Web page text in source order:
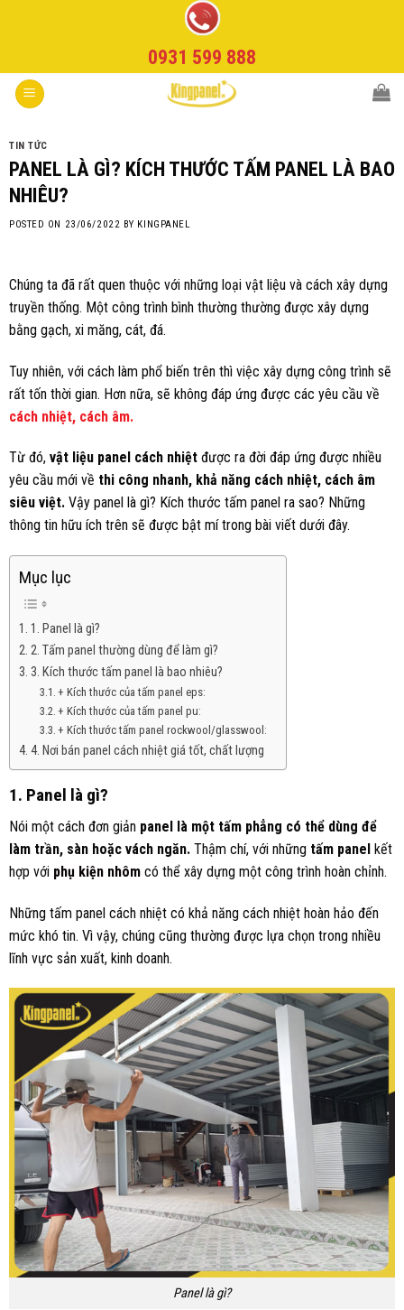
0931 599 888
TIN TỨC
PANEL LÀ GÌ? KÍCH THƯỚC TẤM PANEL LÀ BAO
NHIÊU?
POSTED ON 23/06/2022 BY KINGPANEL
Chúng ta đã rất quen thuộc với những loại vật liệu và cách xây dựng
truyền thống. Một công trình bình thường thường được xây dựng
bằng gạch, xi măng, cát, đá.
Tuy nhiên, với cách làm phổ biến trên thì việc xây dựng công trình sẽ
rất tốn thời gian. Hơn nữa, sẽ không đáp ứng được các yêu cầu về
cách nhiệt, cách âm.
Từ đó, vật liệu panel cách nhiệt được ra đời đáp ứng được nhiều
yêu cầu mới về thi công nhanh, khả năng cách nhiệt, cách âm
siêu việt. Vậy panel là gì? Kích thước tấm panel ra sao? Những
thông tin hữu ích trên sẽ được bật mí trong bài viết dưới đây.
Mục lục
1. Panel là gì?
2. Tấm panel thường dùng để làm gì?
3. Kích thước tấm panel là bao nhiêu?
+ Kích thước của tấm panel eps:
+ Kích thước của tấm panel pu:
+ Kích thước tấm panel rockwool/glasswool:
4. Nơi bán panel cách nhiệt giá tốt, chất lượng
1. Panel là gì?
Nói một cách đơn giản panel là một tấm phẳng có thể dùng để
làm trần, sàn hoặc vách ngăn. Thậm chí, với những tấm panel kết
hợp với phụ kiện nhôm có thể xây dựng một công trình hoàn chỉnh.
Những tấm panel cách nhiệt có khả năng cách nhiệt hoàn hảo đến
mức khó tin. Vì vậy, chúng cũng thường được lựa chọn trong nhiều
lĩnh vực sản xuất, kinh doanh.
Panel là gì?